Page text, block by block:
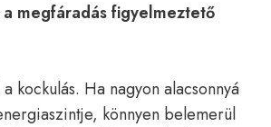
a megfáradás figyelmeztető
kockulás. Ha nagyon alacsonnyá
könnyen belemerül